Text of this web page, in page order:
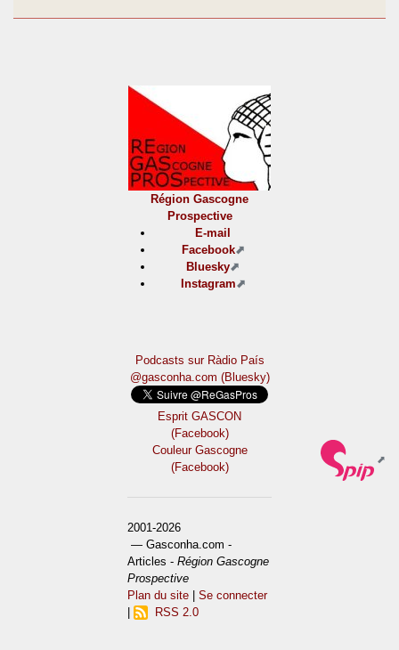
Région Gascogne
Prospective
E-mail
Facebook
Bluesky
Instagram
Podcasts sur Ràdio País
@gasconha.com (Bluesky)
Esprit GASCON
(Facebook)
Couleur Gascogne
(Facebook)
2001-2026
— Gasconha.com -
Articles -Région Gascogne
Prospective
Plan du site |Se connecter
RSS 2.0